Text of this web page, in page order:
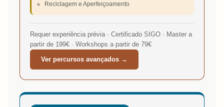
Reciclagem e Aperfeiçoamento
Requer experiência prévia · Certificado SIGO · Master a
partir de 199€ · Workshops a partir de 79€
Ver percursos avançados →